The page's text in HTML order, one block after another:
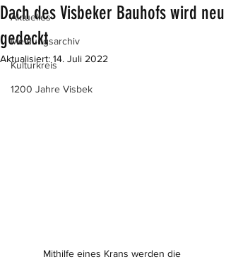
Aktuelles
Meldungsarchiv
Kulturkreis
1200 Jahre Visbek
Dach des Visbeker Bauhofs wird neu
gedeckt
Aktualisiert: 14. Juli 2022
Mithilfe eines Krans werden die